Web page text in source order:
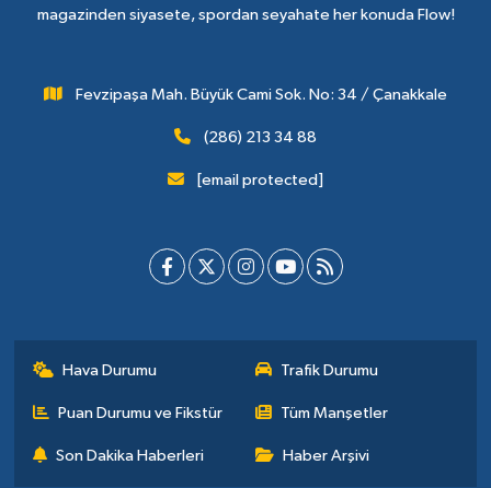
magazinden siyasete, spordan seyahate her konuda Flow!
Fevzipaşa Mah. Büyük Cami Sok. No: 34 / Çanakkale
(286) 213 34 88
[email protected]
Hava Durumu Trafik Durumu
Puan Durumu ve Fikstür Tüm Manşetler
Son Dakika Haberleri Haber Arşivi